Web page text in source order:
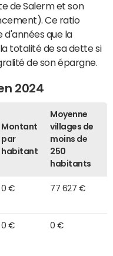
de Salerm et son
Ce ratio
que la
totalité de sa dette si
de son épargne.
2024
Montant
par
habitant
Moyenne
villages de
moins de
250
habitants
0 € 77 627 €
0 € 0 €